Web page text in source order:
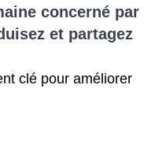
concerné par
et partagez
clé pour améliorer